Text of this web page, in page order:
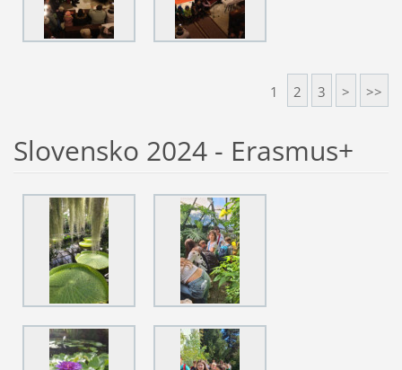
1 2 3 > >>
Slovensko 2024 - Erasmus+